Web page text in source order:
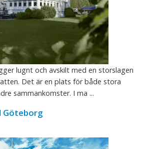
lugnt och avskilt med en storslagen
Det är en plats för både stora
sammankomster. I ma ...
Göteborg